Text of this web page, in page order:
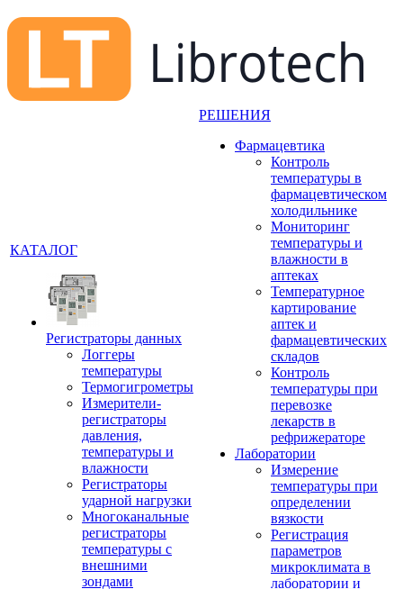
КАТАЛОГ
Регистраторы данных
Логгеры
температуры
Термогигрометры
Измерители-
регистраторы
давления,
температуры и
влажности
Регистраторы
ударной нагрузки
Многоканальные
регистраторы
температуры с
внешними
зондами
РЕШЕНИЯ
Фармацевтика
Контроль
температуры в
фармацевтическом
холодильнике
Мониторинг
температуры и
влажности в
аптеках
Температурное
картирование
аптек и
фармацевтических
складов
Контроль
температуры при
перевозке
лекарств в
рефрижераторе
Лаборатории
Измерение
температуры при
определении
вязкости
Регистрация
параметров
микроклимата в
лаборатории и